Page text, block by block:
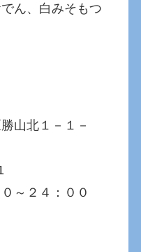
ん、白みそもつ
山北１－１－
～２４：００